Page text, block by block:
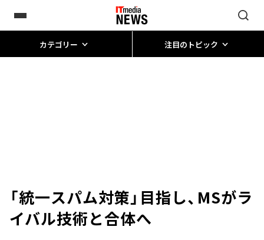
カテゴリー 注目のトピック
「統一スパム対策」目指し、MSがラ
イバル技術と合体へ